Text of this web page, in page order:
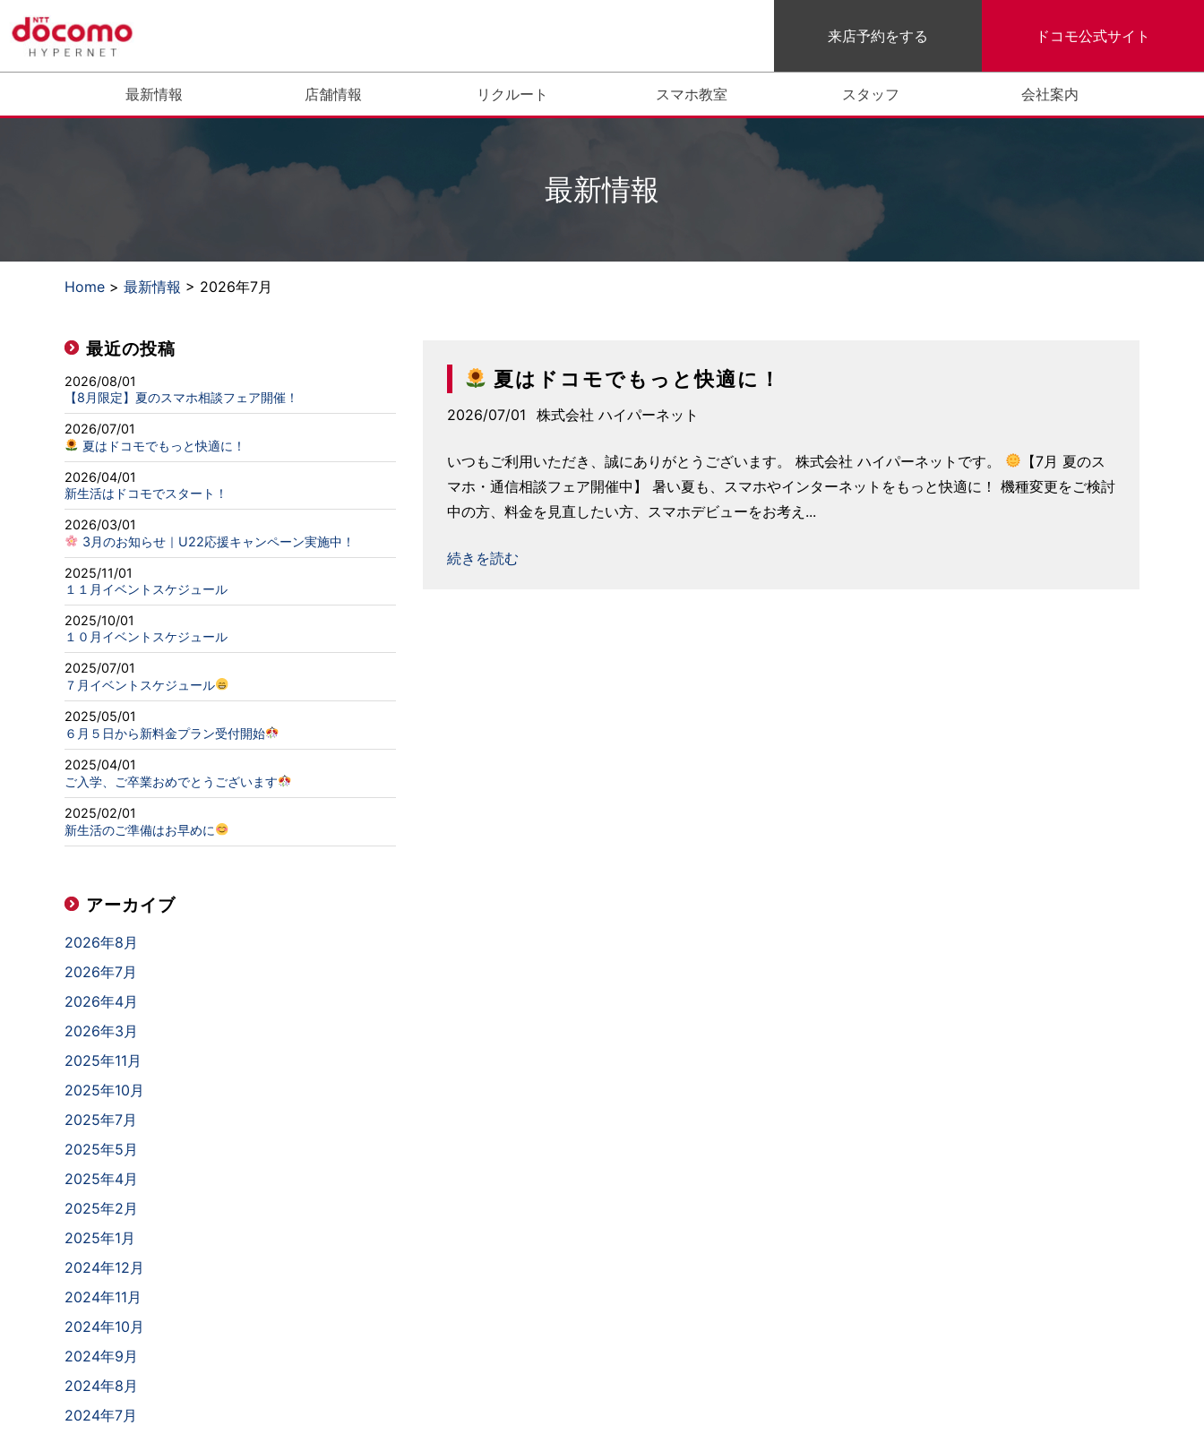
来店予約をする ドコモ公式サイト
最新情報 店舗情報 リクルート スマホ教室 スタッフ 会社案内
最新情報
Home > 最新情報 > 2026年7月
夏はドコモでもっと快適に！
2026/07/01 株式会社 ハイパーネット
いつもご利用いただき、誠にありがとうございます。 株式会社 ハイパーネットです。
【7月 夏のス
マホ・通信相談フェア開催中】 暑い夏も、スマホやインターネットをもっと快適に！ 機種変更をご検討
中の方、料金を見直したい方、スマホデビューをお考え...
続きを読む
最近の投稿
2026/08/01
【8月限定】夏のスマホ相談フェア開催！
2026/07/01
夏はドコモでもっと快適に！
2026/04/01
新生活はドコモでスタート！
2026/03/01
3月のお知らせ｜U22応援キャンペーン実施中！
2025/11/01
１１月イベントスケジュール
2025/10/01
１０月イベントスケジュール
2025/07/01
７月イベントスケジュール
2025/05/01
６月５日から新料金プラン受付開始
2025/04/01
ご入学、ご卒業おめでとうございます
2025/02/01
新生活のご準備はお早めに
アーカイブ
2026年8月
2026年7月
2026年4月
2026年3月
2025年11月
2025年10月
2025年7月
2025年5月
2025年4月
2025年2月
2025年1月
2024年12月
2024年11月
2024年10月
2024年9月
2024年8月
2024年7月